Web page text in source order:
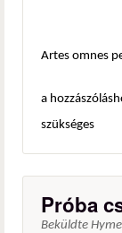
Artes omnes
a
szükséges
Próba
Beküldte